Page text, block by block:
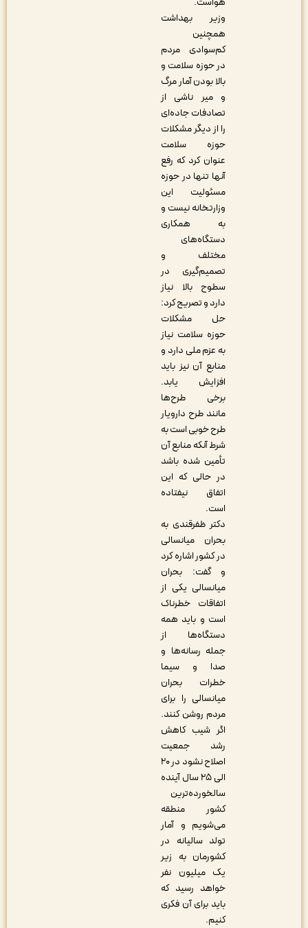
وزیر بهداشت
همچنین
کم‌سوادی مردم
در حوزه سلامت و
بالا بودن آمار مرگ
و میر ناشی از
تصادفات جاده‌ای
را از دیگر مشکلات
حوزه سلامت
عنوان کرد که رفع
آنها تنها در حوزه
مسئولیت این
وزارتخانه نیست و
به همکاری
دستگاه‌های
مختلف و
تصمیم‌گیری در
سطوح بالا نیاز
دارد و تصریح کرد:
حل مشکلات
حوزه سلامت نیاز
به عزم ملی دارد و
منابع آن نیز باید
افزایش یابد.
برخی طرح‌ها
مانند طرح دارویار
طرح خوبی است به
شرط آنکه منابع آن
تأمین شده باشد
در حالی که این
اتفاق نیفتاده
دکتر ظفرقندی به
بحران میانسالی
در کشور اشاره کرد
و گفت: بحران
میانسالی یکی از
اتفاقات خطرناک
است و باید همه
دستگاه‌ها از
جمله رسانه‌ها و
صدا و سیما
خطرات بحران
میانسالی را برای
مردم روشن کنند.
اگر شیب کاهش
رشد جمعیت
اصلاح نشود در ۲۰
الی ۲۵ سال آینده
سالخورده‌ترین
کشور منطقه
می‌شویم و آمار
تولد سالیانه در
کشورمان به زیر
یک میلیون نفر
خواهد رسید که
باید برای آن فکری